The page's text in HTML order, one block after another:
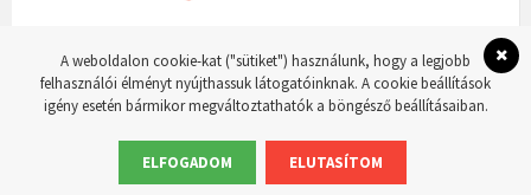
© 2023 Hantos község hivatalos weboldala Készítette:WordPress Master weboldal
A weboldalon cookie-kat ("sütiket") használunk, hogy a legjobb
felhasználói élményt nyújthassuk látogatóinknak. A cookie beállítások
igény esetén bármikor megváltoztathatók a böngésző beállításaiban.
ELFOGADOM ELUTASÍTOM